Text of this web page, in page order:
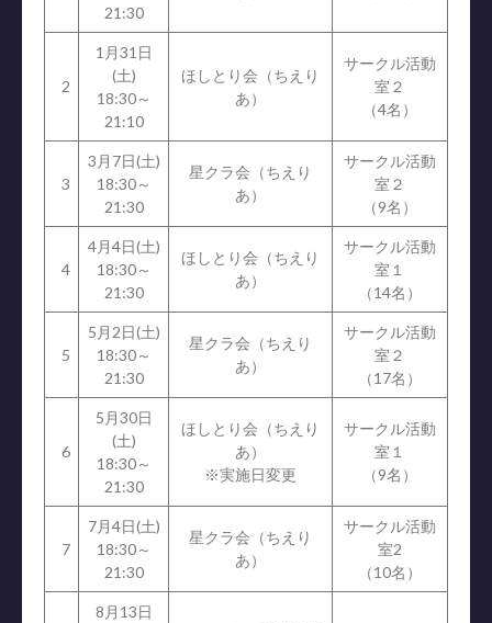
21:30
2
1月31日
(土)
18:30～
21:10
ほしとり会（ちえり
あ）
サークル活動
室２
（4名）
3
3月7日(土)
18:30～
21:30
星クラ会（ちえり
あ）
サークル活動
室２
（9名）
4
4月4日(土)
18:30～
21:30
ほしとり会（ちえり
あ）
サークル活動
室１
（14名）
5
5月2日(土)
18:30～
21:30
星クラ会（ちえり
あ）
サークル活動
室２
（17名）
6
5月30日
(土)
18:30～
21:30
ほしとり会（ちえり
あ）
※実施日変更
サークル活動
室１
（9名）
7
7月4日(土)
18:30～
21:30
星クラ会（ちえり
あ）
サークル活動
室2
（10名）
8月13日